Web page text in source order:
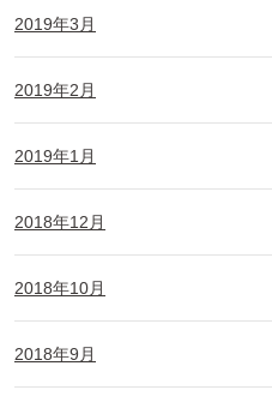
2019年3月
2019年2月
2019年1月
2018年12月
2018年10月
2018年9月